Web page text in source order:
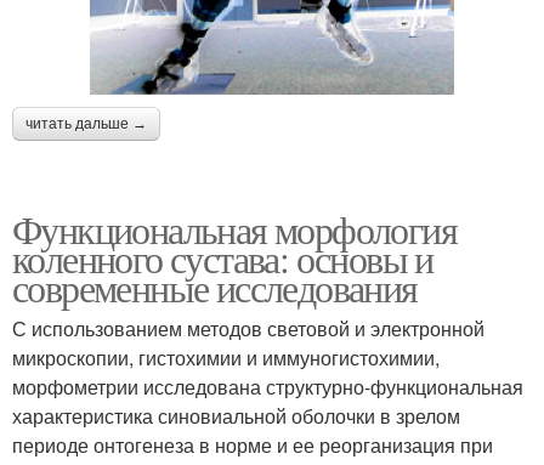
читать дальше →
Функциональная морфология
коленного сустава: основы и
современные исследования
С использованием методов световой и электронной
микроскопии, гистохимии и иммуногистохимии,
морфометрии исследована структурно-функциональная
характеристика синовиальной оболочки в зрелом
периоде онтогенеза в норме и ее реорганизация при